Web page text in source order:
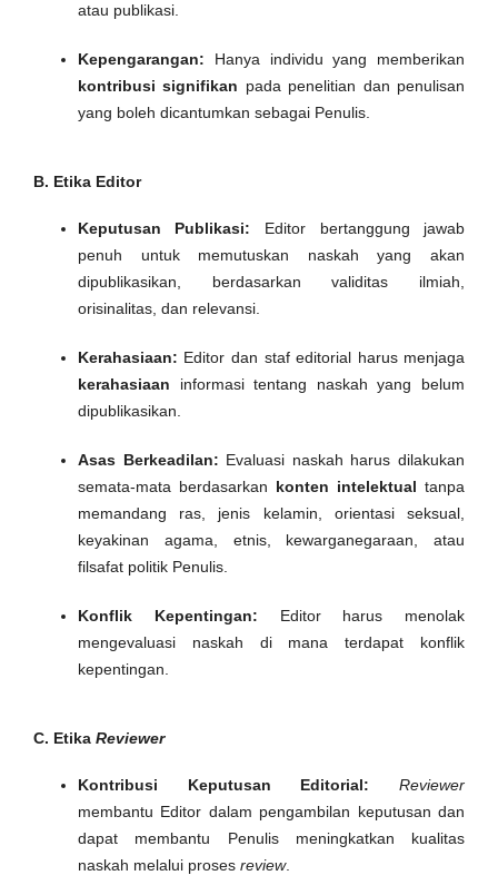
atau publikasi.
Kepengarangan: Hanya individu yang memberikan
kontribusi signifikan pada penelitian dan penulisan
yang boleh dicantumkan sebagai Penulis.
B. Etika Editor
Keputusan Publikasi: Editor bertanggung jawab
penuh untuk memutuskan naskah yang akan
dipublikasikan, berdasarkan validitas ilmiah,
orisinalitas, dan relevansi.
Kerahasiaan: Editor dan staf editorial harus menjaga
kerahasiaan informasi tentang naskah yang belum
dipublikasikan.
Asas Berkeadilan: Evaluasi naskah harus dilakukan
semata-mata berdasarkan konten intelektual tanpa
memandang ras, jenis kelamin, orientasi seksual,
keyakinan agama, etnis, kewarganegaraan, atau
filsafat politik Penulis.
Konflik Kepentingan: Editor harus menolak
mengevaluasi naskah di mana terdapat konflik
kepentingan.
C. Etika Reviewer
Kontribusi Keputusan Editorial:
Reviewer
membantu Editor dalam pengambilan keputusan dan
dapat membantu Penulis meningkatkan kualitas
naskah melalui proses review.